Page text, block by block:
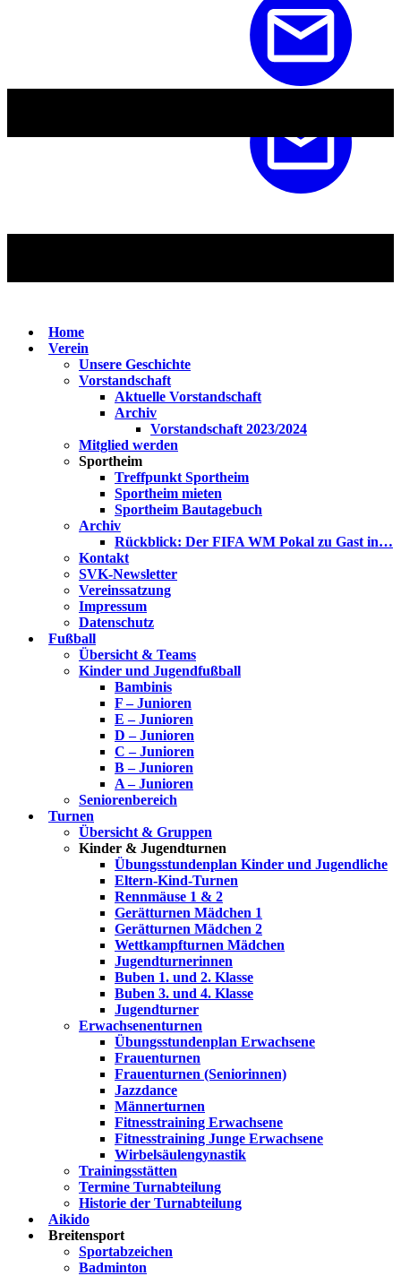
Home
Verein
Unsere Geschichte
Vorstandschaft
Aktuelle Vorstandschaft
Archiv
Vorstandschaft 2023/2024
Mitglied werden
Sportheim
Treffpunkt Sportheim
Sportheim mieten
Sportheim Bautagebuch
Archiv
Rückblick: Der FIFA WM Pokal zu Gast in…
Kontakt
SVK-Newsletter
Vereinssatzung
Impressum
Datenschutz
Fußball
Übersicht & Teams
Kinder und Jugendfußball
Bambinis
F – Junioren
E – Junioren
D – Junioren
C – Junioren
B – Junioren
A – Junioren
Seniorenbereich
Turnen
Übersicht & Gruppen
Kinder & Jugendturnen
Übungsstundenplan Kinder und Jugendliche
Eltern-Kind-Turnen
Rennmäuse 1 & 2
Gerätturnen Mädchen 1
Gerätturnen Mädchen 2
Wettkampfturnen Mädchen
Jugendturnerinnen
Buben 1. und 2. Klasse
Buben 3. und 4. Klasse
Jugendturner
Erwachsenenturnen
Übungsstundenplan Erwachsene
Frauenturnen
Frauenturnen (Seniorinnen)
Jazzdance
Männerturnen
Fitnesstraining Erwachsene
Fitnesstraining Junge Erwachsene
Wirbelsäulengynastik
Trainingsstätten
Termine Turnabteilung
Historie der Turnabteilung
Aikido
Breitensport
Sportabzeichen
Badminton